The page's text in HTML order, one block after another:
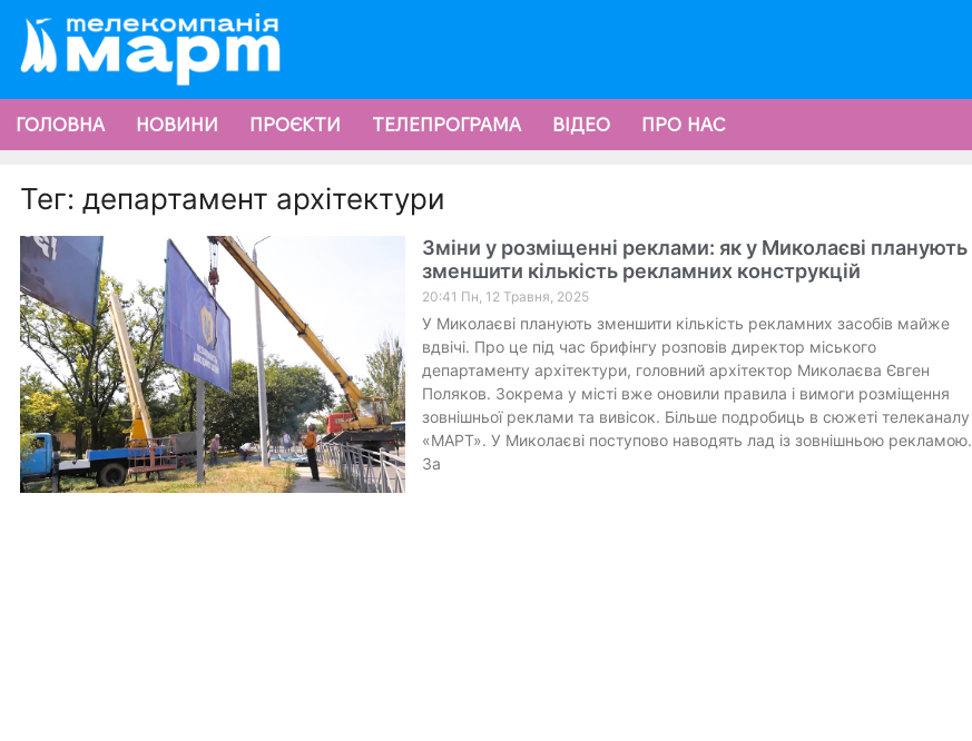
ГОЛОВНА НОВИНИ ПРОЄКТИ ТЕЛЕПРОГРАМА ВІДЕО ПРО НАС
Тег: департамент архітектури
Зміни у розміщенні реклами: як у Миколаєві планують
зменшити кількість рекламних конструкцій
20:41 Пн, 12 Травня, 2025
У Миколаєві планують зменшити кількість рекламних засобів майже
вдвічі. Про це під час брифінгу розповів директор міського
департаменту архітектури, головний архітектор Миколаєва Євген
Поляков. Зокрема у місті вже оновили правила і вимоги розміщення
зовнішньої реклами та вивісок. Більше подробиць в сюжеті телеканалу
«МАРТ». У Миколаєві поступово наводять лад із зовнішньою рекламою.
За